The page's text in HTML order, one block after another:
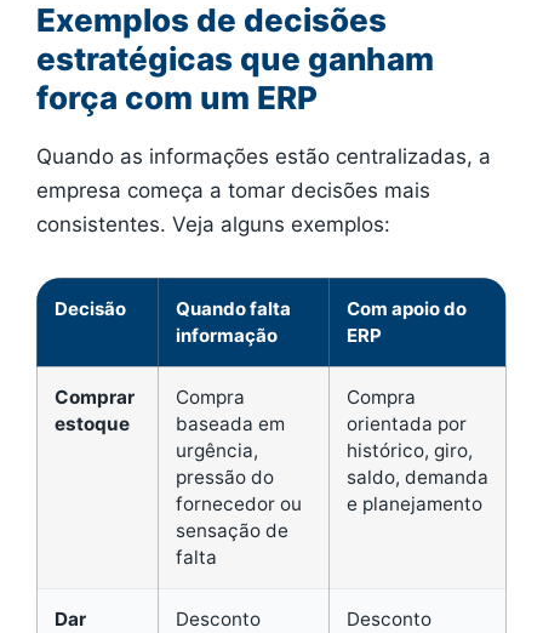
Exemplos de decisões
estratégicas que ganham
força com um ERP
Quando as informações estão centralizadas, a
empresa começa a tomar decisões mais
consistentes. Veja alguns exemplos:
Decisão
Quando falta
informação
Com apoio do
ERP
Comprar
estoque
Compra
baseada em
urgência,
pressão do
fornecedor ou
sensação de
falta
Compra
orientada por
histórico, giro,
saldo, demanda
e planejamento
Dar
Desconto
Desconto